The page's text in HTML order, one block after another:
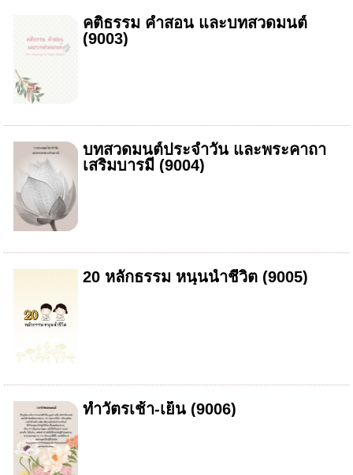
คติธรรม คำสอน และบทสวดมนต์
(9003)
บทสวดมนต์ประจำวัน และพระคาถา
เสริมบารมี (9004)
20 หลักธรรม หนุนนำชีวิต (9005)
ทำวัตรเช้า-เย็น (9006)